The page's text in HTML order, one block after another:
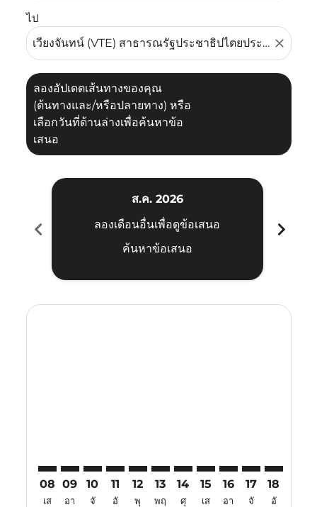
ไป
close
ลองอัปเดตเส้นทางของคุณ
(ต้นทางและ/หรือปลายทาง) หรือ
เลือกวันที่ด้านล่างเพื่อค้นหาข้อ
เสนอ
chevron_left
ส.ค. 2026
ลองเดือนอื่นเพื่อดูข้อเสนอ
ค้นหาข้อเสนอ
chevron_right
08
เส
09
อา
10
จั
11
อั
12
พุ
13
พฤ
14
ศุ
15
เส
16
อา
17
จั
18
อั